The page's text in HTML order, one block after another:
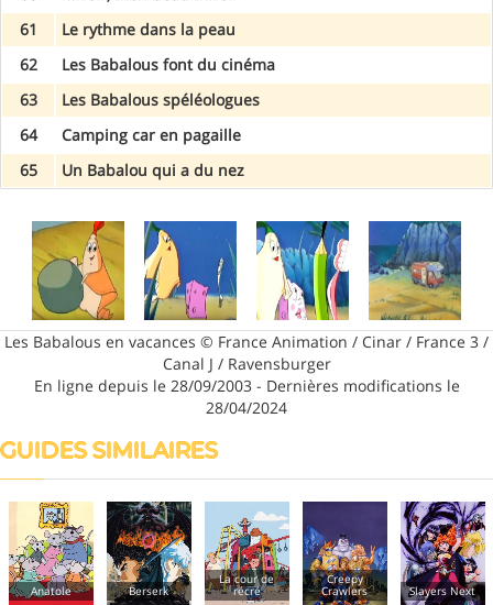
61
Le rythme dans la peau
62
Les Babalous font du cinéma
63
Les Babalous spéléologues
64
Camping car en pagaille
65
Un Babalou qui a du nez
Les Babalous en vacances © France Animation / Cinar / France 3 /
Canal J / Ravensburger
En ligne depuis le 28/09/2003 - Dernières modifications le
28/04/2024
GUIDES SIMILAIRES
Anatole Berserk
La cour de
récré
Creepy
Crawlers Slayers Next